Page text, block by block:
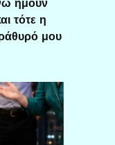
τότε η
μου